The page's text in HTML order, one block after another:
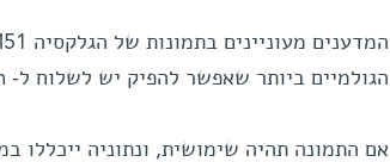
הגולמיים ביותר שאפשר להפיק יש לשלוח ל- ptf11eon@gmail.com.
אם התמונה תהיה שימושית, ונתוניה ייכללו